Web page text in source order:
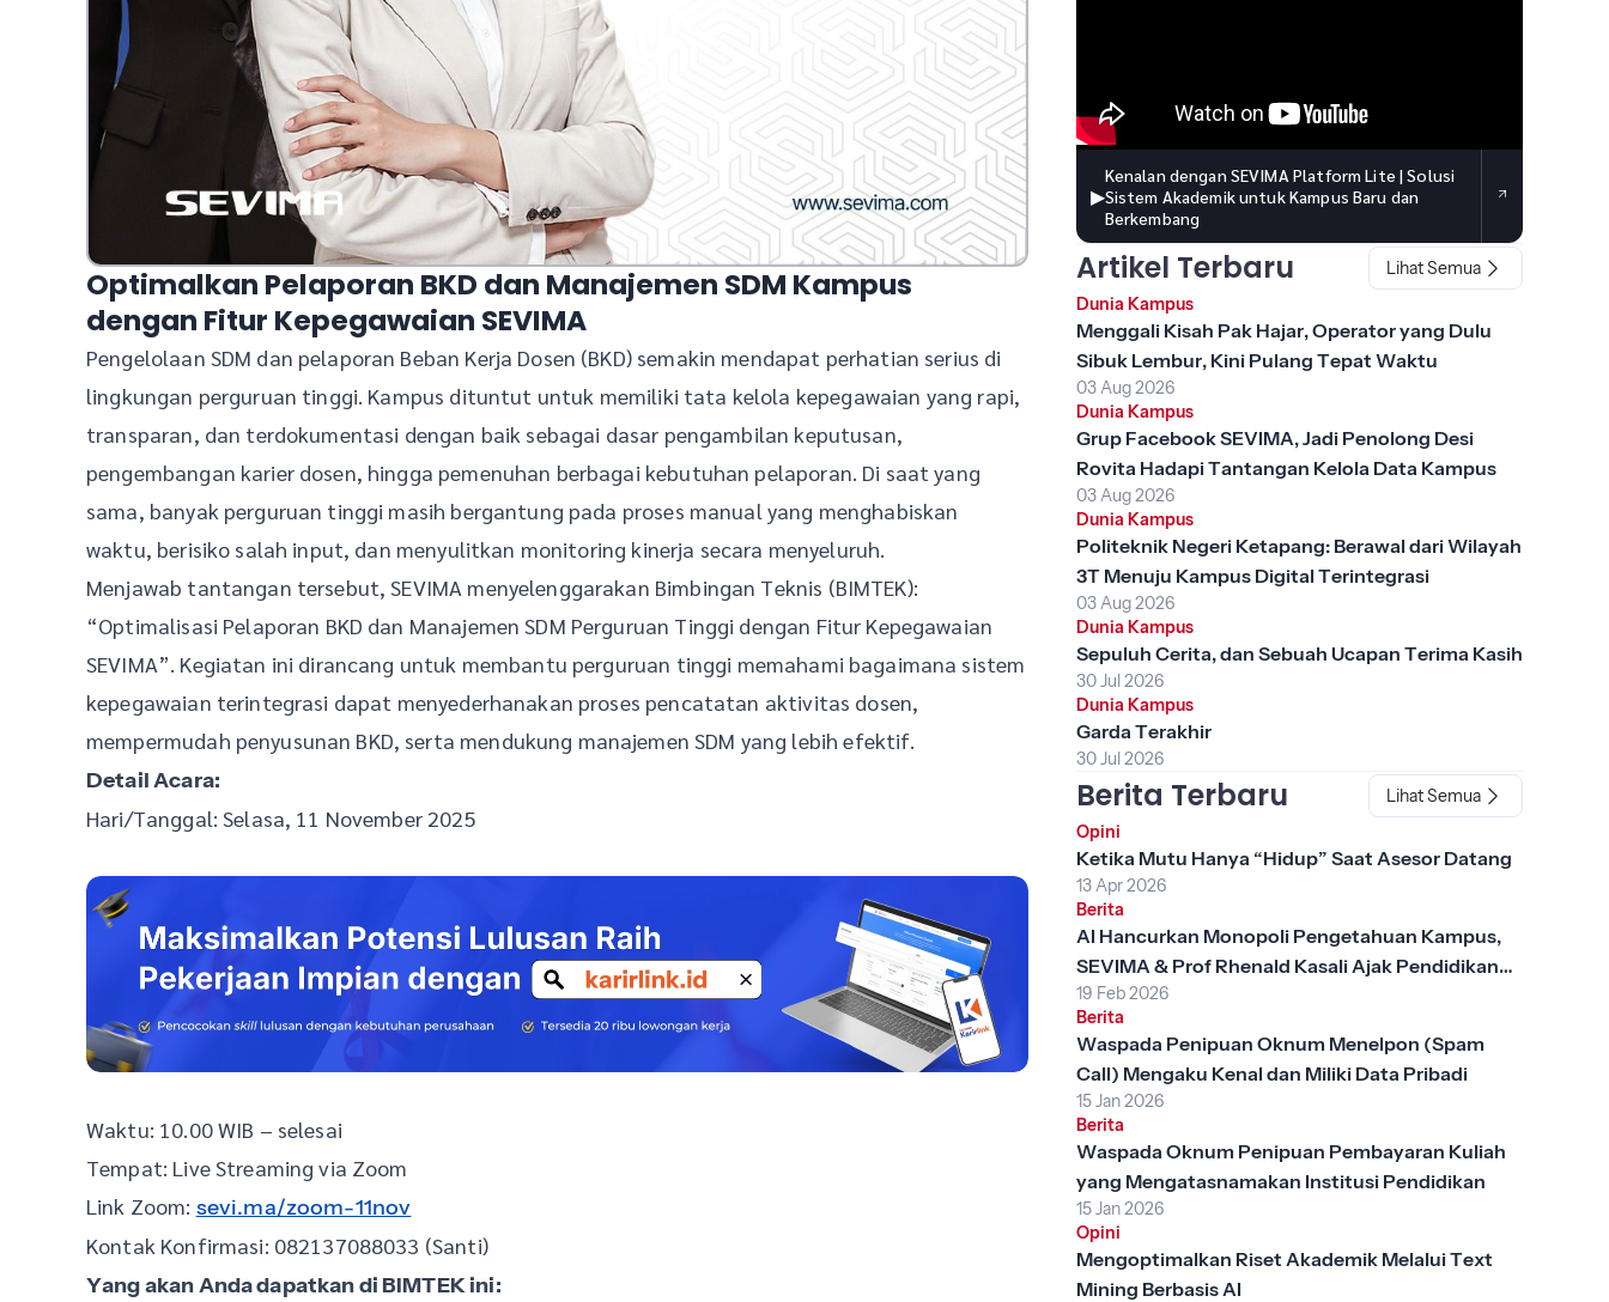
Optimalkan Pelaporan BKD dan Manajemen SDM Kampus
dengan Fitur Kepegawaian SEVIMA
Pengelolaan SDM dan pelaporan Beban Kerja Dosen (BKD) semakin mendapat perhatian serius di
lingkungan perguruan tinggi. Kampus dituntut untuk memiliki tata kelola kepegawaian yang rapi,
transparan, dan terdokumentasi dengan baik sebagai dasar pengambilan keputusan,
pengembangan karier dosen, hingga pemenuhan berbagai kebutuhan pelaporan. Di saat yang
sama, banyak perguruan tinggi masih bergantung pada proses manual yang menghabiskan
waktu, berisiko salah input, dan menyulitkan monitoring kinerja secara menyeluruh.
Menjawab tantangan tersebut, SEVIMA menyelenggarakan Bimbingan Teknis (BIMTEK):
“Optimalisasi Pelaporan BKD dan Manajemen SDM Perguruan Tinggi dengan Fitur Kepegawaian
SEVIMA”. Kegiatan ini dirancang untuk membantu perguruan tinggi memahami bagaimana sistem
kepegawaian terintegrasi dapat menyederhanakan proses pencatatan aktivitas dosen,
mempermudah penyusunan BKD, serta mendukung manajemen SDM yang lebih efektif.
Detail Acara:
Hari/Tanggal: Selasa, 11 November 2025
Waktu: 10.00 WIB – selesai
Tempat: Live Streaming via Zoom
Link Zoom: sevi.ma/zoom-11nov
Kontak Konfirmasi: 082137088033 (Santi)
Yang akan Anda dapatkan di BIMTEK ini:
▶
Kenalan dengan SEVIMA Platform Lite | Solusi
Sistem Akademik untuk Kampus Baru dan
Berkembang
Artikel Terbaru
Lihat Semua
Dunia Kampus
Menggali Kisah Pak Hajar, Operator yang Dulu
Sibuk Lembur, Kini Pulang Tepat Waktu
03 Aug 2026
Dunia Kampus
Grup Facebook SEVIMA, Jadi Penolong Desi
Rovita Hadapi Tantangan Kelola Data Kampus
03 Aug 2026
Dunia Kampus
Politeknik Negeri Ketapang: Berawal dari Wilayah
3T Menuju Kampus Digital Terintegrasi
03 Aug 2026
Dunia Kampus
Sepuluh Cerita, dan Sebuah Ucapan Terima Kasih
30 Jul 2026
Dunia Kampus
Garda Terakhir
30 Jul 2026
Berita Terbaru
Lihat Semua
Opini
Ketika Mutu Hanya “Hidup” Saat Asesor Datang
13 Apr 2026
Berita
AI Hancurkan Monopoli Pengetahuan Kampus,
SEVIMA & Prof Rhenald Kasali Ajak Pendidikan
Tinggi Berubah
19 Feb 2026
Berita
Waspada Penipuan Oknum Menelpon (Spam
Call) Mengaku Kenal dan Miliki Data Pribadi
15 Jan 2026
Berita
Waspada Oknum Penipuan Pembayaran Kuliah
yang Mengatasnamakan Institusi Pendidikan
15 Jan 2026
Opini
Mengoptimalkan Riset Akademik Melalui Text
Mining Berbasis AI